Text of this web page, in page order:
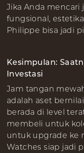
Jika Anda
fungsional,
Philippe bisa jadi
Kesimpulan:
Investasi
Jam tangan
adalah aset
berada di level
membeli untuk
untuk upgrade ke
Watches siap jadi